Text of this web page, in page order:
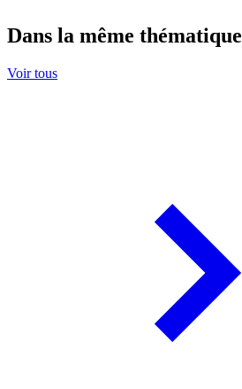
Dans la même thématique
Voir tous